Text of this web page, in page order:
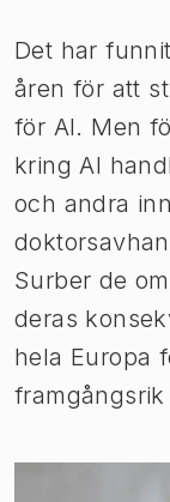
Det har
åren för att
för AI. Men
kring AI
och andra
Surber de
deras
hela Europa